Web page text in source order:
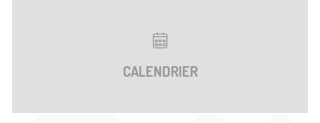
CALENDRIER